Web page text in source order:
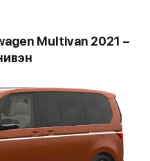
Multivan 2021 –